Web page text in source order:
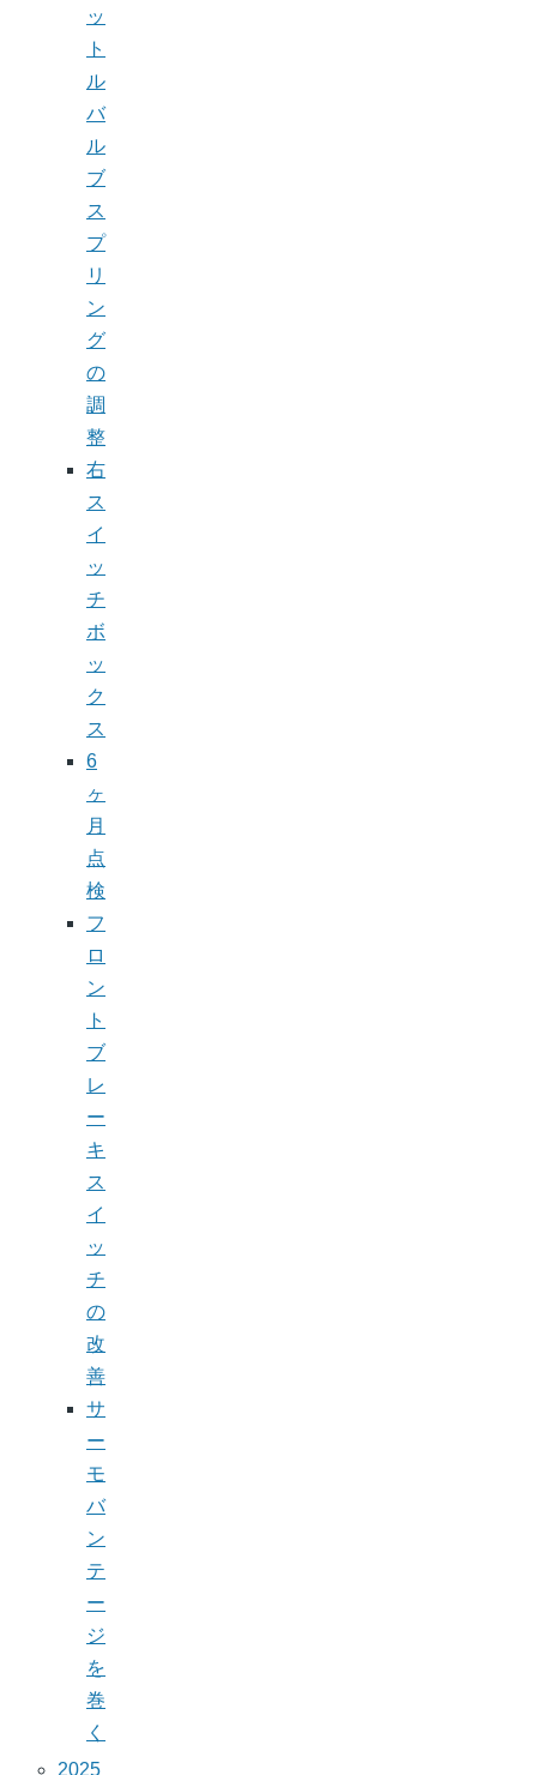
ッ
ト
ル
バ
ル
ブ
ス
プ
リ
ン
グ
の
調
整
右
ス
イ
ッ
チ
ボ
ッ
ク
ス
6
ヶ
月
点
検
フ
ロ
ン
ト
ブ
レ
ー
キ
ス
イ
ッ
チ
の
改
善
サ
ー
モ
バ
ン
テ
ー
ジ
を
巻
く
2025